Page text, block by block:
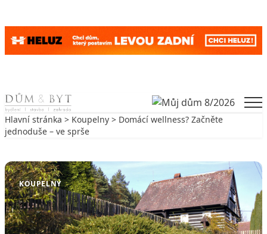
Skip to content
Hlavní stránka > Koupelny > Domácí wellness? Začněte
jednoduše – ve sprše
KOUPELNY